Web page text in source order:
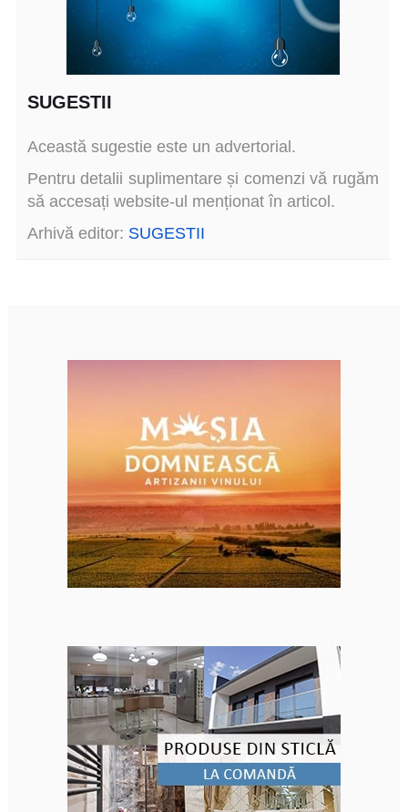
SUGESTII
Această sugestie este un advertorial.
Pentru detalii suplimentare și comenzi vă rugăm
să accesați website-ul menționat în articol.
Arhivă editor: SUGESTII